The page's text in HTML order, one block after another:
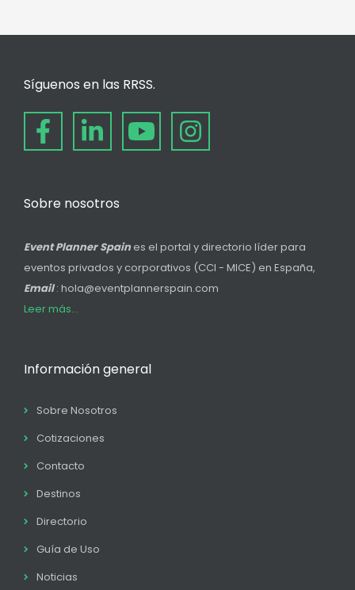
Síguenos en las RRSS.
Sobre nosotros
Event Planner Spain es el portal y directorio líder para
eventos privados y corporativos (CCI - MICE) en España,
Email: hola@eventplannerspain.com
Leer más...
Información general
Sobre Nosotros
Cotizaciones
Contacto
Destinos
Directorio
Guía de Uso
Noticias